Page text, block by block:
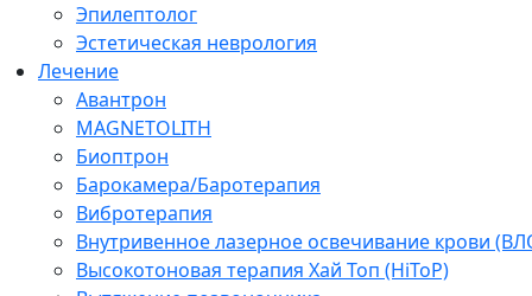
Эпилептолог
Эстетическая неврология
Лечение
Авантрон
MAGNETOLITH
Биоптрон
Барокамера/Баротерапия
Вибротерапия
Внутривенное лазерное освечивание крови
Высокотоновая терапия Хай Топ (HiToP)